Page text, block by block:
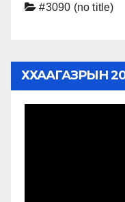
#3090 (no title)
ХХААГАЗРЫН